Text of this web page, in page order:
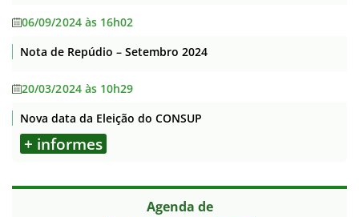
06/09/2024 às 16h02
Nota de Repúdio – Setembro 2024
20/03/2024 às 10h29
Nova data da Eleição do CONSUP
+ informes
Agenda de